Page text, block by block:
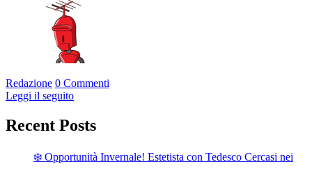
Redazione 0 Commenti
Leggi il seguito
Recent Posts
❄️ Opportunità Invernale! Estetista con Tedesco Cercasi nei